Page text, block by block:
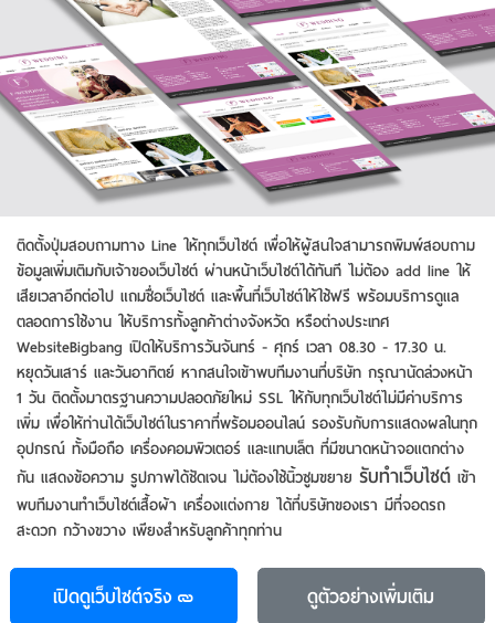
ติดตั้งปุ่มสอบถามทาง Line ให้ทุกเว็บไซต์ เพื่อให้ผู้สนใจสามารถพิมพ์สอบถาม
ข้อมูลเพิ่มเติมกับเจ้าของเว็บไซต์ ผ่านหน้าเว็บไซต์ได้ทันที ไม่ต้อง add line ให้
เสียเวลาอีกต่อไป แถมชื่อเว็บไซต์ และพื้นที่เว็บไซต์ให้ใช้ฟรี พร้อมบริการดูแล
ตลอดการใช้งาน ให้บริการทั้งลูกค้าต่างจังหวัด หรือต่างประเทศ
WebsiteBigbang เปิดให้บริการวันจันทร์ - ศุกร์ เวลา 08.30 - 17.30 น.
หยุดวันเสาร์ และวันอาทิตย์ หากสนใจเข้าพบทีมงานที่บริษัท กรุณานัดล่วงหน้า
1 วัน ติดตั้งมาตรฐานความปลอดภัยใหม่ SSL ให้กับทุกเว็บไซต์ไม่มีค่าบริการ
เพิ่ม เพื่อให้ท่านได้เว็บไซต์ในราคาที่พร้อมออนไลน์ รองรับกับการแสดงผลในทุก
อุปกรณ์ ทั้งมือถือ เครื่องคอมพิวเตอร์ และแทบเล็ต ที่มีขนาดหน้าจอแตกต่าง
กัน แสดงข้อความ รูปภาพได้ชัดเจน ไม่ต้องใช้นิ้วซูมขยาย รับทําเว็บไซต์ เข้า
พบทีมงานทําเว็บไซต์เสื้อผ้า เครื่องแต่งกาย ได้ที่บริษัทของเรา มีที่จอดรถ
สะดวก กว้างขวาง เพียงสำหรับลูกค้าทุกท่าน
เปิดดูเว็บไซต์จริง ดูตัวอย่างเพิ่มเติม